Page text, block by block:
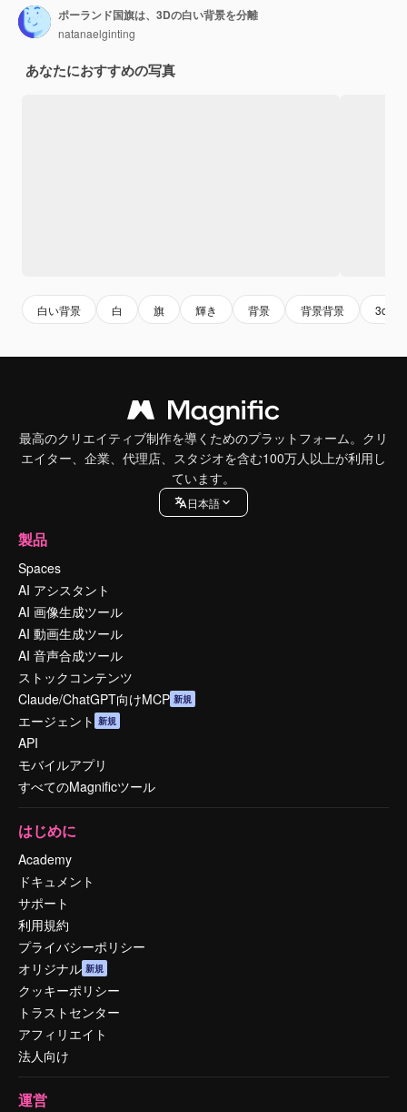
ポーランド国旗は、3Dの白い背景を分離
natanaelginting
あなたにおすすめの写真
白い背景 白 旗 輝き 背景 背景背景 3d
最高のクリエイティブ制作を導くためのプラットフォーム。クリ
エイター、企業、代理店、スタジオを含む100万人以上が利用し
ています。
日本語
製品
Spaces
AI アシスタント
AI 画像生成ツール
AI 動画生成ツール
AI 音声合成ツール
ストックコンテンツ
Claude/ChatGPT向けMCP 新規
エージェント 新規
API
モバイルアプリ
すべてのMagnificツール
はじめに
Academy
ドキュメント
サポート
利用規約
プライバシーポリシー
オリジナル 新規
クッキーポリシー
トラストセンター
アフィリエイト
法人向け
運営